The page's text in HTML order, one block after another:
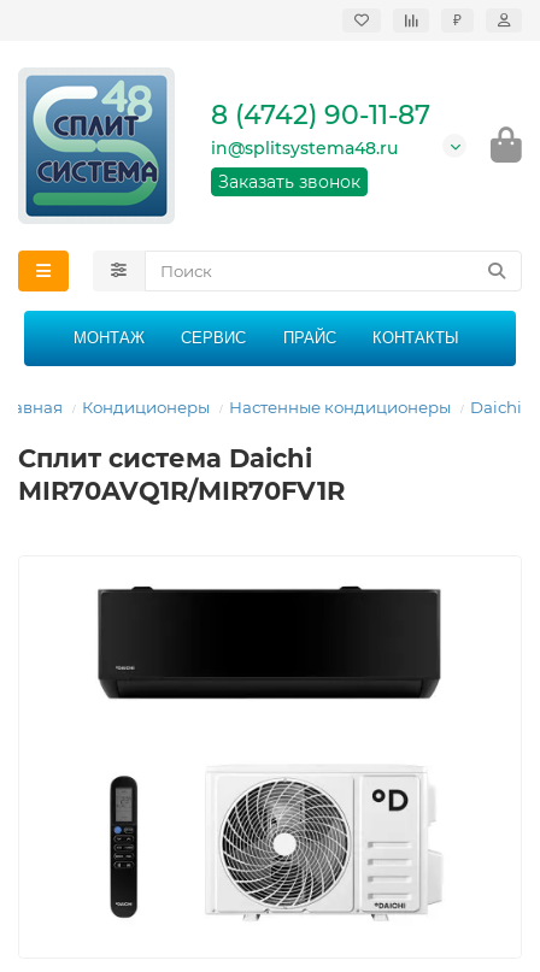
₽
кондиционеров в
области
График работы: 9:00 -
21:00 без перерыва и
8 (4742) 90-11-87
in@splitsystema48.ru
Заказать звонок
МОНТАЖ СЕРВИС ПРАЙС КОНТАКТЫ
Кондиционеры Настенные кондиционеры Daichi
Сплит система Daichi
MIR70AVQ1R/MIR70FV1R